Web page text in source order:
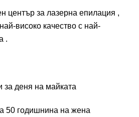
център за лазерна епилация ,
високо качество с най-
.
за деня на майката
50 годишнина на жена